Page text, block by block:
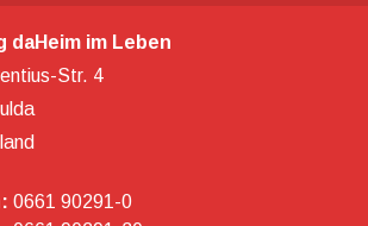
daHeim im Leben
Str. 4
0661 90291-0